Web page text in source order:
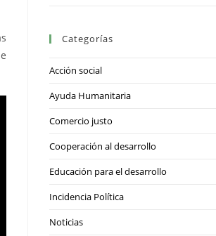
Categorías
Acción social
Ayuda Humanitaria
Comercio justo
Cooperación al desarrollo
Educación para el desarrollo
Incidencia Política
Noticias